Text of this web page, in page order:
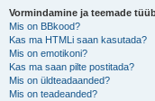
Vormindamine ja teemade
Mis on BBkood?
Kas ma HTMLi saan kasutada?
Mis on emotikoni?
Kas ma saan pilte postitada?
Mis on üldteadaanded?
Mis on teadeanded?